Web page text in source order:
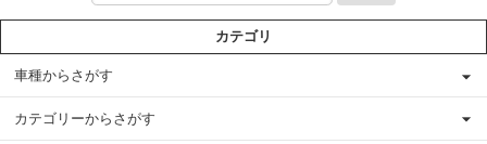
カテゴリ
車種からさがす
カテゴリーからさがす